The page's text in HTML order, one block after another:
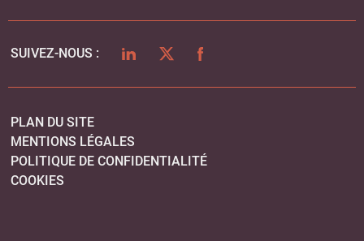
SUIVEZ-NOUS : LINKEDINTWITTERFACEBOOK
PLAN DU SITE
MENTIONS LÉGALES
POLITIQUE DE CONFIDENTIALITÉ
COOKIES